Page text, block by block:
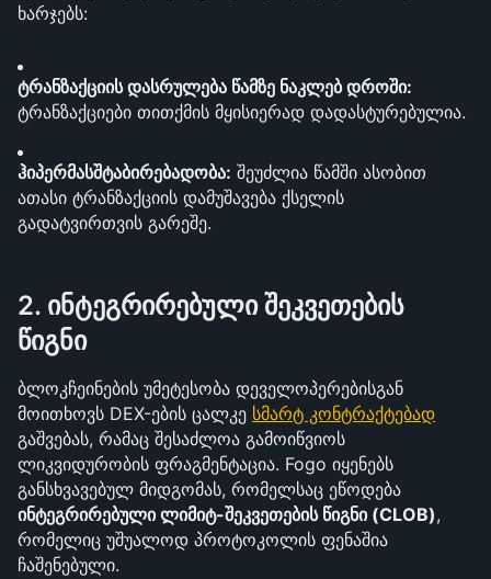
ხარჯებს:
ტრანზაქციის დასრულება წამზე ნაკლებ დროში:
ტრანზაქციები თითქმის მყისიერად დადასტურებულია.
ჰიპერმასშტაბირებადობა: შეუძლია წამში ასობით
ათასი ტრანზაქციის დამუშავება ქსელის
გადატვირთვის გარეშე.
2. ინტეგრირებული შეკვეთების
წიგნი
ბლოკჩეინების უმეტესობა დეველოპერებისგან
მოითხოვს DEX-ების ცალკე სმარტ კონტრაქტებად
გაშვებას, რამაც შესაძლოა გამოიწვიოს
ლიკვიდურობის ფრაგმენტაცია. Fogo იყენებს
ინტეგრირებული ლიმიტ-შეკვეთების წიგნი (CLOB),
რომელიც უშუალოდ პროტოკოლის ფენაშია
ჩაშენებული.